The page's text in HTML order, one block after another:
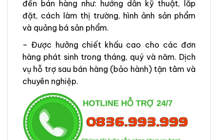
đến bán hàng như: hướng dẫn kỹ thuật, lắp
đặt, cách làm thị trường, hình ảnh sản phẩm
và quảng bá sản phẩm.
– Được hưởng chiết khấu cao cho các đơn
hàng phát sinh trong tháng, quý và năm. Dịch
vụ hỗ trợ sau bán hàng (bảo hành) tận tâm và
chuyên nghiệp.